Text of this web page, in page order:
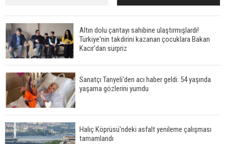
Altın dolu çantayı sahibine ulaştırmışlardı!
Türkiye'nin takdirini kazanan çocuklara Bakan
Kacır'dan sürpriz
Sanatçı Tanyeli'den acı haber geldi: 54 yaşında
yaşama gözlerini yumdu
Haliç Köprüsü'ndeki asfalt yenileme çalışması
tamamlandı